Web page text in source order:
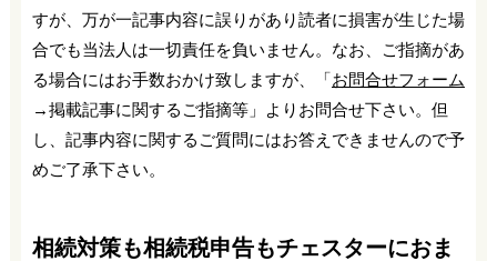
すが、万が一記事内容に誤りがあり読者に損害が生じた場
合でも当法人は一切責任を負いません。なお、ご指摘があ
る場合にはお手数おかけ致しますが、「お問合せフォーム
→掲載記事に関するご指摘等」よりお問合せ下さい。但
し、記事内容に関するご質問にはお答えできませんので予
めご了承下さい。
相続対策も相続税申告もチェスターにおま